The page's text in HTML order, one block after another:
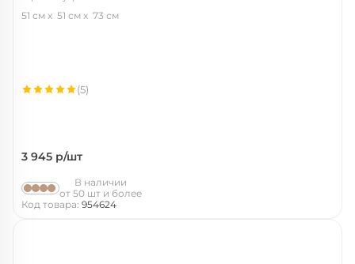
51 см 51 см 73 см
3 945 р/шт
(5)
В наличии
от 50 шт и более
Код товара: 954624